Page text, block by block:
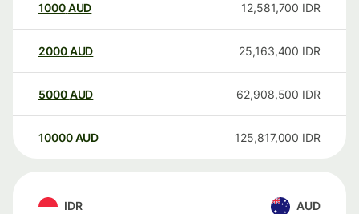
1000AUD 12,581,700 IDR
2000AUD 25,163,400 IDR
5000AUD 62,908,500 IDR
10000 AUD 125,817,000 IDR
IDR AUD